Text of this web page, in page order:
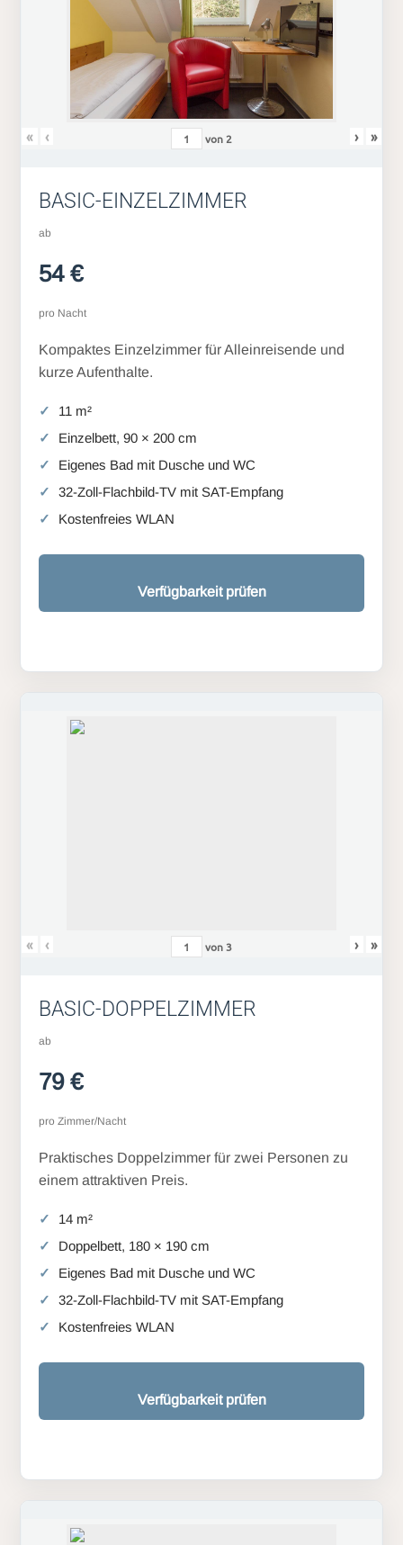
« ‹ von 2 › »
BASIC-EINZELZIMMER
ab
54 €
pro Nacht
Kompaktes Einzelzimmer für Alleinreisende und
kurze Aufenthalte.
11 m²
Einzelbett, 90 × 200 cm
Eigenes Bad mit Dusche und WC
32-Zoll-Flachbild-TV mit SAT-Empfang
Kostenfreies WLAN
Verfügbarkeit prüfen
« ‹ von3 › »
BASIC-DOPPELZIMMER
ab
79 €
pro Zimmer/Nacht
Praktisches Doppelzimmer für zwei Personen zu
einem attraktiven Preis.
14 m²
Doppelbett, 180 × 190 cm
Eigenes Bad mit Dusche und WC
32-Zoll-Flachbild-TV mit SAT-Empfang
Kostenfreies WLAN
Verfügbarkeit prüfen